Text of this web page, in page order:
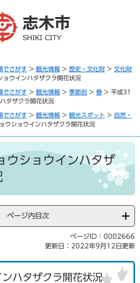
でさがす > 観光情報 > 歴史・文化財 > 文化財
ョウインハタザクラ開花状況
でさがす > 観光情報 > 季節別 > 春 > 平成31
タザクラ開花状況
でさがす > 観光情報 > 観光スポット > 自然・
ウショウインハタザクラ開花状況
ウショウインハタザ
ページ内目次
ページID：0002666
更新日：2022年9月12日更新
ハタザクラ開花状況